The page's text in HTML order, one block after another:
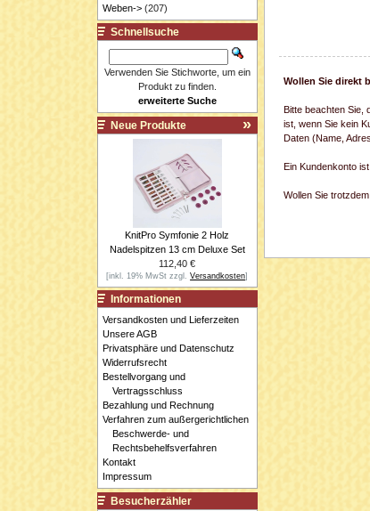
Wollen Sie direkt
Bitte beachten Sie,
ist, wenn Sie kein
Daten (Name,
Ein Kundenkonto
Wollen Sie
Weben->(207)
Schnellsuche
Verwenden Sie Stichworte, um ein
Produkt zu finden.
erweiterte Suche
Neue Produkte
KnitPro Symfonie 2 Holz
Nadelspitzen 13 cm Deluxe Set
112,40 €
[inkl. 19% MwSt zzgl.Versandkosten]
Informationen
Versandkosten und Lieferzeiten
Unsere AGB
Privatsphäre und Datenschutz
Widerrufsrecht
Bestellvorgang und
Vertragsschluss
Bezahlung und Rechnung
Verfahren zum außergerichtlichen
Beschwerde- und
Rechtsbehelfsverfahren
Kontakt
Impressum
Besucherzähler